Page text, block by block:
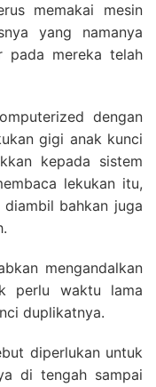
memakai mesin
yang namanya
pada mereka telah
dengan
gigi anak kunci
kepada sistem
lekukan itu,
bahkan juga
mengandalkan
perlu waktu lama
duplikatnya.
diperlukan untuk
di tengah sampai